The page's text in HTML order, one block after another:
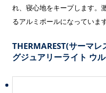
れ、寝心地をキープします。
るアルミポールになっています
THERMAREST(サーマ
グジュアリーライト ウ